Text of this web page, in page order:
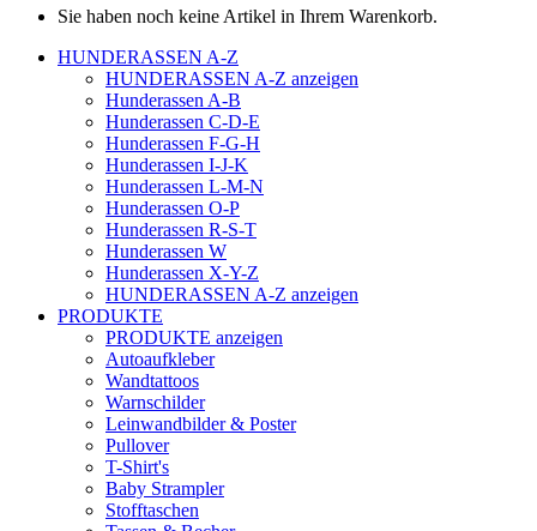
Sie haben noch keine Artikel in Ihrem Warenkorb.
HUNDERASSEN A-Z
HUNDERASSEN A-Z anzeigen
Hunderassen A-B
Hunderassen C-D-E
Hunderassen F-G-H
Hunderassen I-J-K
Hunderassen L-M-N
Hunderassen O-P
Hunderassen R-S-T
Hunderassen W
Hunderassen X-Y-Z
HUNDERASSEN A-Z anzeigen
PRODUKTE
PRODUKTE anzeigen
Autoaufkleber
Wandtattoos
Warnschilder
Leinwandbilder & Poster
Pullover
T-Shirt's
Baby Strampler
Stofftaschen